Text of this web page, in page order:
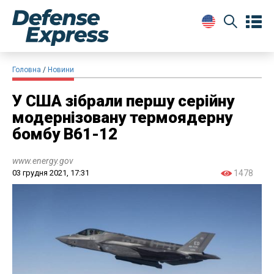
Головна Новини
У США зібрали першу серійну
модернізовану термоядерну
бомбу B61-12
www.energy.gov
03 грудня 2021, 17:31 1478